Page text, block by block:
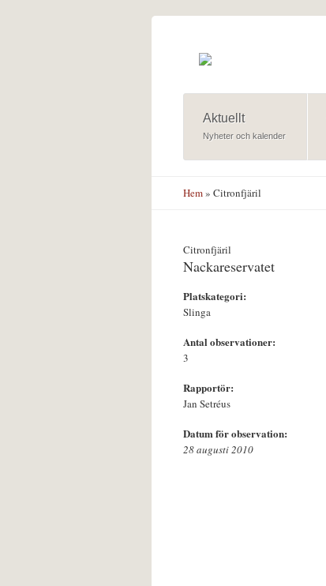
Aktuellt
Nyheter och kalender
Hem» Citronfjäril
Citronfjäril
Nackareservatet
Platskategori:
Slinga
Antal observationer:
3
Rapportör:
Jan Setréus
Datum för observation:
28 augusti 2010